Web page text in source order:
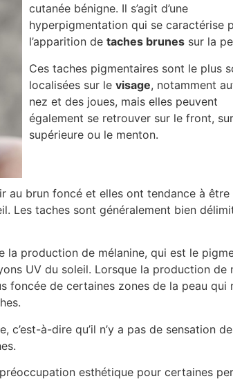
cutanée bénigne. Il s’agit d’une
hyperpigmentation qui se caractérise
l’apparition de taches brunessur la
Ces taches pigmentaires sont le plus
localisées sur le visage, notamment
nez et des joues, mais elles peuvent
également se retrouver sur le front,
supérieure ou le menton.
au brun foncé et elles ont tendance à être
Les taches sont généralement bien
la production de mélanine, qui est le
UV du soleil. Lorsque la production de
foncée de certaines zones de la peau qui
à-dire qu’il n’y a pas de sensation de
esthétique pour certaines